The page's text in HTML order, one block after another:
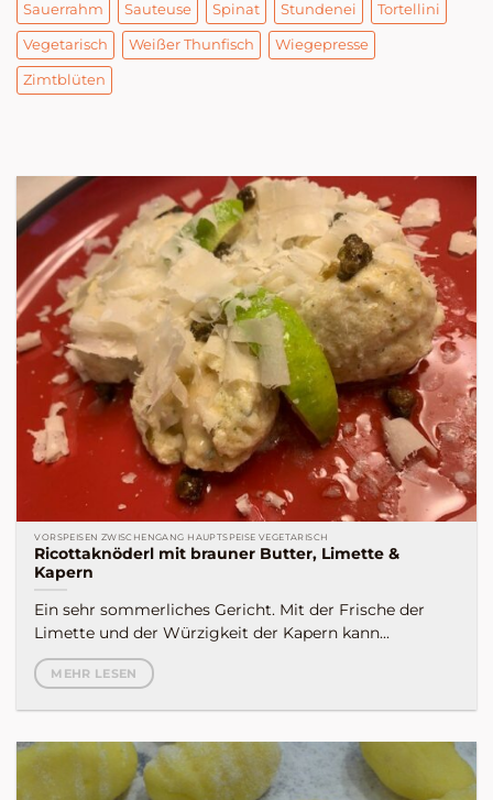
Sauerrahm Sauteuse Spinat Stundenei Tortellini
Vegetarisch Weißer Thunfisch Wiegepresse
Zimtblüten
VORSPEISEN ZWISCHENGANG HAUPTSPEISE VEGETARISCH
Ricottaknöderl mit brauner Butter, Limette &
Kapern
Ein sehr sommerliches Gericht. Mit der Frische der
Limette und der Würzigkeit der Kapern kann...
MEHR LESEN